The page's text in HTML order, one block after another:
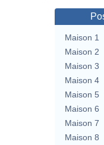
Maison 1
Maison 2
Maison 3
Maison 4
Maison 5
Maison 6
Maison 7
Maison 8